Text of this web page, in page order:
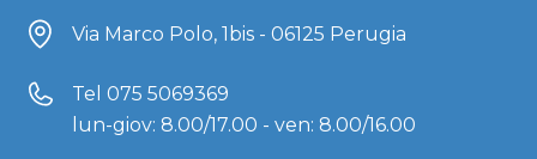
Via Marco Polo, 1bis - 06125 Perugia
Tel 075 5069369
lun-giov: 8.00/17.00 - ven: 8.00/16.00